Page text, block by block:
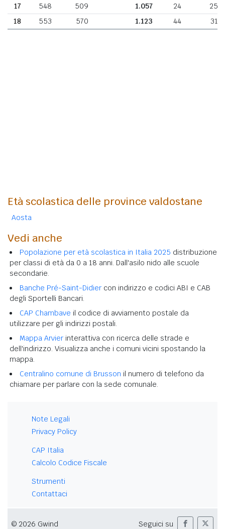
17
548 509 1.057 24
25
18
553 570 1.123 44 31
Età scolastica delle province valdostane
Aosta
Vedi anche
Popolazione per età scolastica in Italia 2025 distribuzione
per classi di età da 0 a 18 anni. Dall'asilo nido alle scuole
secondarie.
Banche Pré-Saint-Didier con indirizzo e codici ABI e CAB
degli Sportelli Bancari.
CAP Chambave il codice di avviamento postale da
utilizzare per gli indirizzi postali.
Mappa Arvier interattiva con ricerca delle strade e
dell'indirizzo. Visualizza anche i comuni vicini spostando la
mappa.
Centralino comune di Brusson il numero di telefono da
chiamare per parlare con la sede comunale.
Note Legali
Privacy Policy
CAP Italia
Calcolo Codice Fiscale
Strumenti
Contattaci
© 2026 Gwind Seguici su